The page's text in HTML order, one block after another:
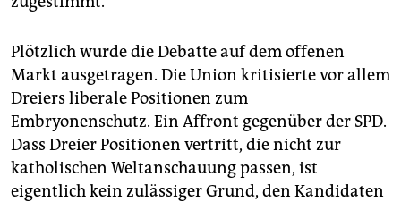
Plötzlich wurde die Debatte auf dem offenen
Markt ausgetragen. Die Union kritisierte vor allem
Dreiers liberale Positionen zum
Embryonenschutz. Ein Affront gegenüber der SPD.
Dass Dreier Positionen vertritt, die nicht zur
katholischen Weltanschauung passen, ist
eigentlich kein zulässiger Grund, den Kandidaten